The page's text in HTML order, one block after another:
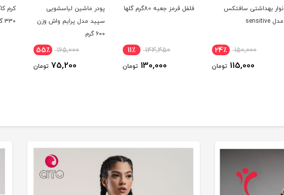
نوار بهداشتی سافتکس
مدل sensitive
150,000 24٪
115,000 تومان
فلفل قرمز جعبه 80گرم گلها
144,450 11٪
130,000 تومان
پودر ماشین لباسشویی
سپید مدل پرایم واش وزن
۶۰۰ گرم
165,000 55٪
75,200 تومان
کرم
330 گرم+20گرم